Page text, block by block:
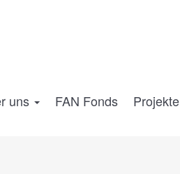
uns FAN Fonds Projekte